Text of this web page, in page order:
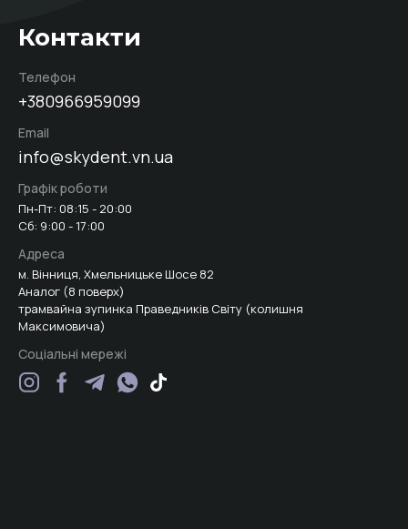
Контакти
Телефон
+380966959099
Email
info@skydent.vn.ua
Графік роботи
Пн-Пт: 08:15 - 20:00
Сб: 9:00 - 17:00
Адреса
м. Вінниця, Хмельницьке Шосе 82
Аналог (8 поверх)
трамвайна зупинка Праведників Світу (колишня
Максимовича)
Соціальні мережі